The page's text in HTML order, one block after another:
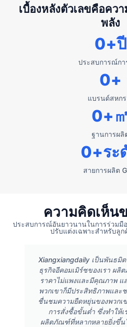
เบื้องหลังตัวเลขคือคว
พลัง
ประสบการณ์กา
0+ปี
แบรนด์สหก
0+
ฐานการผลิ
0+㎡
สายการผลิต
0+ระ
ความคิดเห็น
ประสบการณ์อันยาวนานในการร่วมมื
ปรับแต่งเฉพาะสำหรับลู
Xiangxiangdaily เป็นพันธมิ
ธุรกิจอีคอมเมิร์ซของเรา ผลิ
ราคาไม่แพงและมีคุณภาพ แ
พวกเขาก็มีประสิทธิภาพและช่
ชื่นชมความยืดหยุ่นของพวกเ
การสั่งซื้อขั้นต่ำ ซึ่งทำให้เ
ผลิตภัณฑ์ที่หลากหลายยิ่งขึ้น